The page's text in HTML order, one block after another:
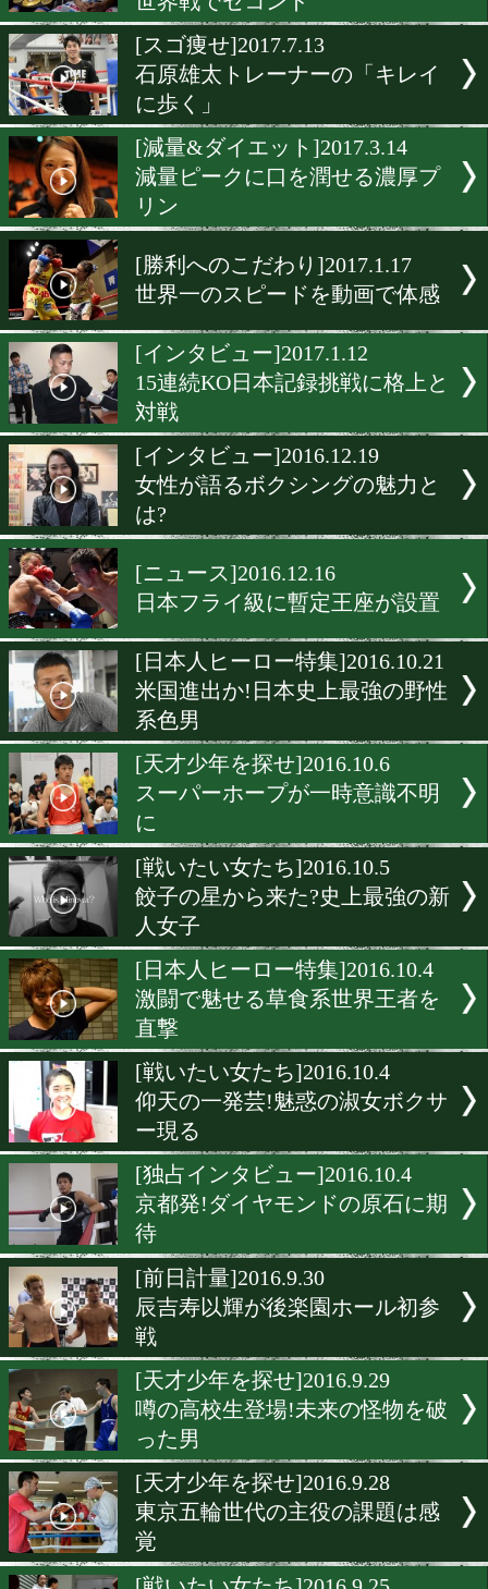
ピンとするトレーナーの内
来選手が判定勝利
[ニュース]2017.7.24
スゴ痩せ石原トレーナー!
世界戦でセコンド
[スゴ痩せ]2017.7.13
石原雄太トレーナーの「キ
に歩く」
[減量&ダイエット
減量ピークに口を潤せる濃
リン
[勝利へのこだわり
世界一のスピードを動画で
[インタビュー]2017.1.12
15連続KO日本記録挑戦に
対戦
[インタビュー]2016.12.19
女性が語るボクシングの魅
は?
[ニュース]2016.12.16
日本フライ級に暫定王座が
[日本人ヒーロー特集
米国進出か!日本史上最強
系色男
[天才少年を探せ]2016.10.6
スーパーホープが一時意識
に
[戦いたい女たち]2016.10.5
餃子の星から来た?史上最
人女子
激闘で魅せる草食系世界王
直撃
[戦いたい女たち]2016.10.4
仰天の一発芸!魅惑の淑女